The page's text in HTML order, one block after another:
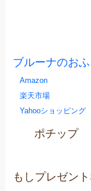
ブルーナのお
Amazon
楽天市場
Yahooショッピング
ポチップ
もしプレゼン